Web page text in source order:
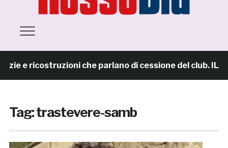
che parlano di cessione del club. IL
Tag:trastevere-samb